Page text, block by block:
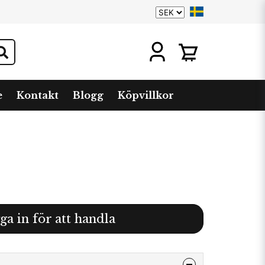
Kontakt Blogg Köpvillkor
in för att handla